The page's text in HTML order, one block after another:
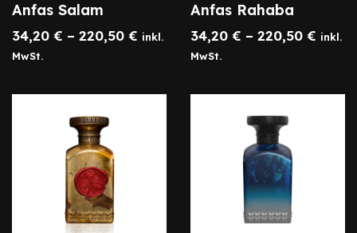
Anfas Salam
34,20 € – 220,50 € inkl.
MwSt.
Anfas Rahaba
34,20 € – 220,50 € inkl.
MwSt.